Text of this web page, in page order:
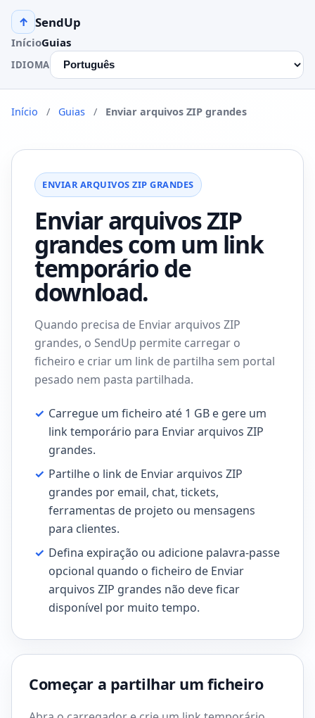
↑ SendUp
InícioGuias
IDIOMA
Início / Guias / Enviar arquivos ZIP grandes
ENVIAR ARQUIVOS ZIP GRANDES
Enviar arquivos ZIP
grandes com um link
temporário de
download.
Quando precisa de Enviar arquivos ZIP
grandes, o SendUp permite carregar o
ficheiro e criar um link de partilha sem portal
pesado nem pasta partilhada.
✓ Carregue um ficheiro até 1 GB e gere um
link temporário para Enviar arquivos ZIP
grandes.
✓ Partilhe o link de Enviar arquivos ZIP
grandes por email, chat, tickets,
ferramentas de projeto ou mensagens
para clientes.
✓ Defina expiração ou adicione palavra-passe
opcional quando o ficheiro de Enviar
arquivos ZIP grandes não deve ficar
disponível por muito tempo.
Começar a partilhar um ficheiro